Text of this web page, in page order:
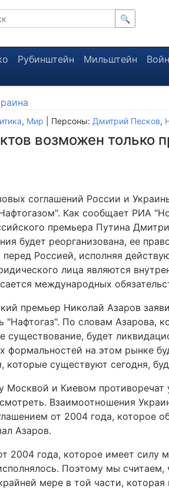
🔍
Рубинштейн Мильштейн
, Мир | Персоны: Дмитрий Песков,
возможен только
соглашений России и
Как сообщает РИА
премьера Путина
будет реорганизована, ее
перед Россией, исполняя
лица являются
международных
премьер Николай Азаров
"Нафтогаз". По словам Азарова,
существование, будет
формальностей на этом рынке
которые существуют сегодня,
и Киевом противоречат
Взаимоотношения
от 2004 года, которое
Азаров.
2004 года, которое имеет силу
Поэтому мы
мере в той части,